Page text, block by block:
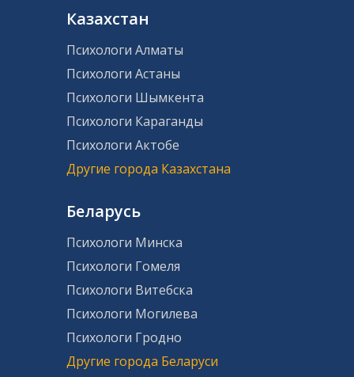
Казахстан
Психологи Алматы
Психологи Астаны
Психологи Шымкента
Психологи Караганды
Психологи Актобе
Другие города Казахстана
Беларусь
Психологи Минска
Психологи Гомеля
Психологи Витебска
Психологи Могилева
Психологи Гродно
Другие города Беларуси